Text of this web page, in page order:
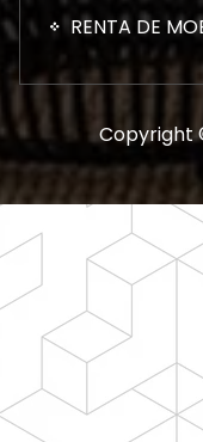
RENTA DE
Copyright